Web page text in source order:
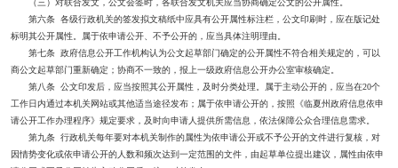
（三）对联合发文，公文会签时，各联合发文机关应当协商确定公文的公开属性。
第六条 各级行政机关的签发拟文稿纸中应具有公开属性标注栏，公文印刷时，应在版记处
标明其公开属性。属于依申请公开、不予公开的，应当具体注明理由。
第七条 政府信息公开工作机构认为公文起草部门确定的公开属性不符合相关规定的，可以
商公文起草部门重新确定；协商不一致的，报上一级政府信息公开办公室审核确定。
第八条 公文印发后，应当按照其公开属性，及时分类处理。属于主动公开的，应当在20个
工作日内通过本机关网站或其他适当途径发布；属于依申请公开的，按照《临夏州政府信息依申
请公开工作办理程序》规定要求，及时向申请人提供所需信息，依法保障公众合理信息需求。
第九条 行政机关每年要对本机关制作的属性为依申请公开或不予公开的文件进行复核，对
因情势变化或依申请公开的人数和频次达到一定范围的文件，由起草单位提出建议，属性由依申